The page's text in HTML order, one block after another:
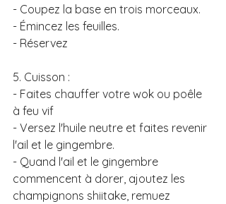
- Coupez la base en trois morceaux.
- Émincez les feuilles.
- Réservez
5. Cuisson :
- Faites chauffer votre wok ou poêle
à feu vif
- Versez l'huile neutre et faites revenir
l'ail et le gingembre.
- Quand l'ail et le gingembre
commencent à dorer, ajoutez les
champignons shiitake, remuez